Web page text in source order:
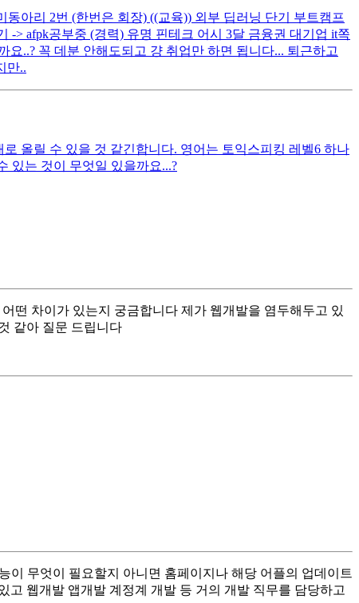
아리 2번 (한번은 회장) ((교육)) 외부 딥러닝 단기 부트캠프
-> afpk공부중 (경력) 유명 핀테크 어시 3달 금융권 대기업 it쪽
..? 꼭 데분 안해도되고 걍 취업만 하면 됩니다... 퇴근하고
만..
올릴 수 있을 것 같긴합니다. 영어는 토익스피킹 레벨6 하나
있는 것이 무엇일 있을까요...?
떤 차이가 있는지 궁금합니다 제가 웹개발을 염두해두고 있
같아 질문 드립니다
무엇이 필요할지 아니면 홈페이지나 해당 어플의 업데이트
웹개발 앱개발 계정계 개발 등 거의 개발 직무를 담당하고